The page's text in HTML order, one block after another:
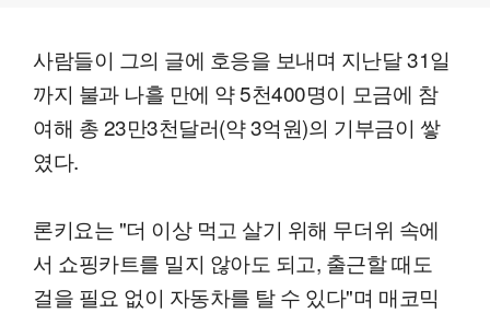
사람들이 그의 글에 호응을 보내며 지난달 31일
까지 불과 나흘 만에 약 5천400명이 모금에 참
여해 총 23만3천달러(약 3억원)의 기부금이 쌓
였다.
론키요는 "더 이상 먹고 살기 위해 무더위 속에
서 쇼핑카트를 밀지 않아도 되고, 출근할 때도
걸을 필요 없이 자동차를 탈 수 있다"며 매코믹